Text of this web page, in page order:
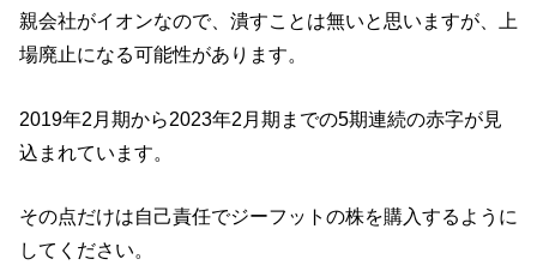
親会社がイオンなので、潰すことは無いと思いますが、上
場廃止になる可能性があります。
2019年2月期から2023年2月期までの5期連続の赤字が見
込まれています。
その点だけは自己責任でジーフットの株を購入するように
してください。